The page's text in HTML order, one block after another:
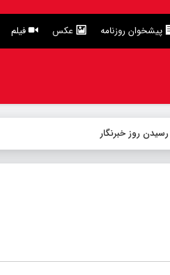
پیشخوان روزنامه عکس فیلم
روز خبرنگار